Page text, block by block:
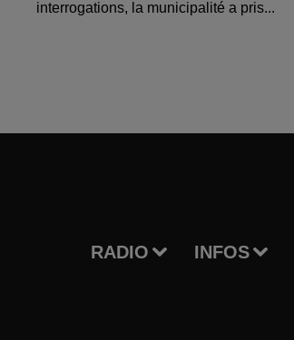
interrogations, la municipalité a pris...
RADIO INFOS